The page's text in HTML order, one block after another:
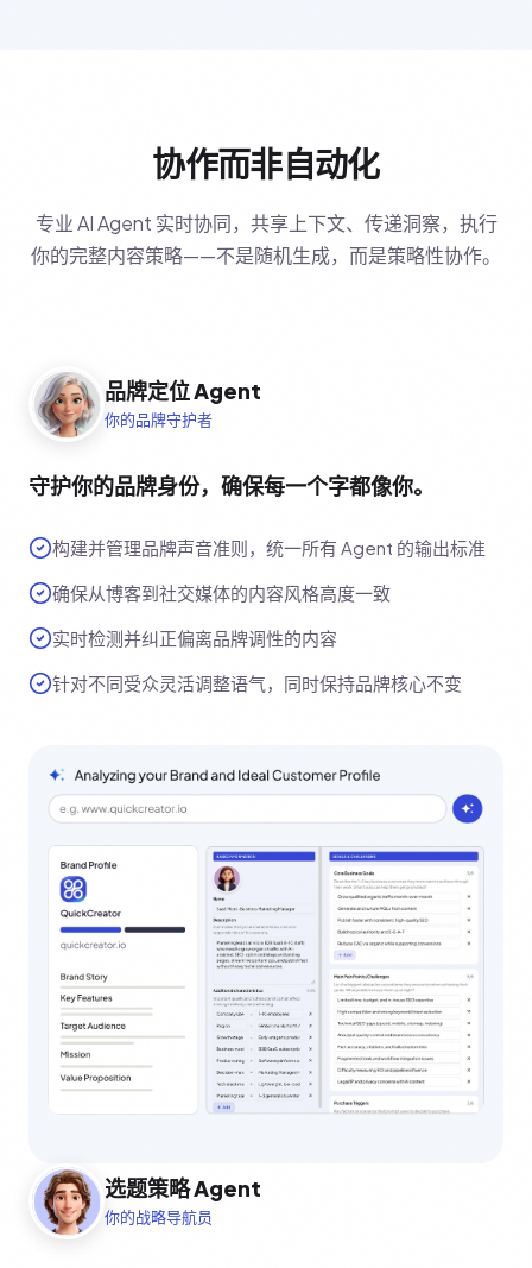
协作而非自动化
专业 AI Agent 实时协同，共享上下文、传递洞察，执行
你的完整内容策略——不是随机生成，而是策略性协作。
品牌定位 Agent
你的品牌守护者
守护你的品牌身份，确保每一个字都像你。
构建并管理品牌声音准则，统一所有 Agent 的输出标准
确保从博客到社交媒体的内容风格高度一致
实时检测并纠正偏离品牌调性的内容
针对不同受众灵活调整语气，同时保持品牌核心不变
选题策略 Agent
你的战略导航员